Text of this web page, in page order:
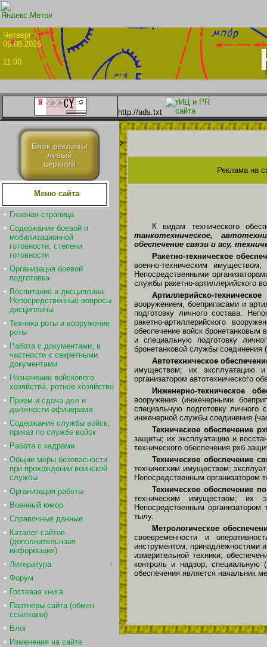
06.08.2026
11:00
http://ads.txt
Блок рекламы
левый
верхний
Меню сайта
Главная страница
Содержание боевой и
мобилизационной
готовности, степени
готовности
Организация боевой
подготовка
Воспитание и дисциплина.
Непосредственные вопросы
дисциплины
Техника роты и вооружение
роты
Работа с документами, в
частности с секретными
документами
Назначение войскового
хозяйства, ротное хозяйство
Прием и сдача дел и
должности офицерами
Содержание службы войск,
приказ по службе войск
Работа с кадрами
Общие меры безопасности
при прохождении воинской
службы
Организация работы
Военный юмор
Справочные данные
Каталог сайтов
(дополнительнаня
информация)
Литература
Форум
Гостевая книга
Партнеры сайта (обмен
ссылками)
Блог
Изменения на сайте
>
Реклама на
К видам технического
танкотехническое,
обеспечение связи и асу,
Ракетно-техническое
военно-техническим
Непосредственными
службы ракетно-артиллерийского
Артиллерийско-техническое
вооружением, боеприпасами и
подготовку личного состава.
ракетно-артиллерийского
обеспечение войск
и специальную подготовку
бронетанковой службы соединения
Автотехническое
имуществом; их эксплуатацию и
организатором автотехнического
Инженерно-техническое
вооружения (инженерными
специальную подготовку личного
инженерной службы соединения
Техническое обеспечение
защиты; их эксплуатацию и
технического обеспечения рхб
Техническое обеспечение
техническим имуществом;
Непосредственным организатором
Техническое обеспечение
техническим имуществом; их
Непосредственным
тылу.
Метрологическое
своевременности и
инструментом, принадлежностями
измерительной техники;
контроль и надзор; специальную
обеспечения является начальник